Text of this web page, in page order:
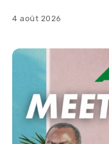
4 août 2026